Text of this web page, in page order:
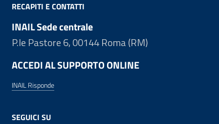
RECAPITI E CONTATTI
INAIL Sede centrale
P.le Pastore 6, 00144 Roma (RM)
ACCEDI AL SUPPORTO ONLINE
INAIL Risponde
SEGUICI SU